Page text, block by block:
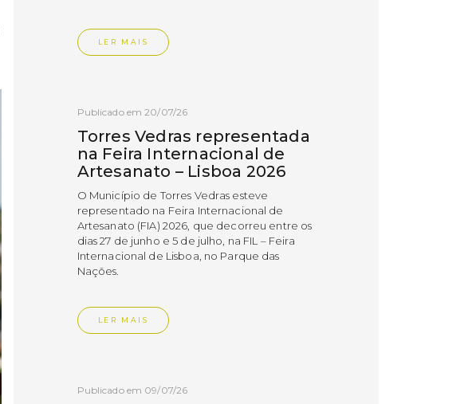
LER MAIS
Publicado em 20/07/26
Torres Vedras representada
na Feira Internacional de
Artesanato – Lisboa 2026
O Município de Torres Vedras esteve
representado na Feira Internacional de
Artesanato (FIA) 2026, que decorreu entre os
dias 27 de junho e 5 de julho, na FIL – Feira
Internacional de Lisboa, no Parque das
Nações.
LER MAIS
Publicado em 09/07/26